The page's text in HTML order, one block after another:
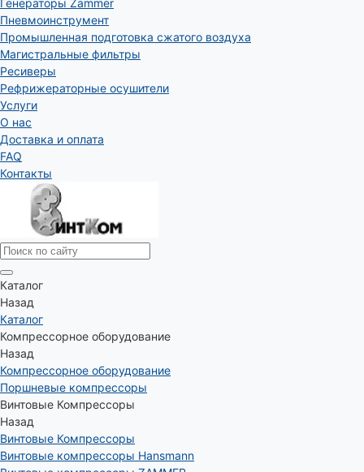
Генераторы Zammer
Пневмоинструмент
Промышленная подготовка сжатого воздуха
Магистральные фильтры
Ресиверы
Рефрижераторные осушители
Услуги
О нас
Доставка и оплата
FAQ
Контакты
Каталог
Назад
Каталог
Компрессорное оборудование
Назад
Компрессорное оборудование
Поршневые компрессоры
Винтовые Компрессоры
Назад
Винтовые Компрессоры
Винтовые компрессоры Hansmann